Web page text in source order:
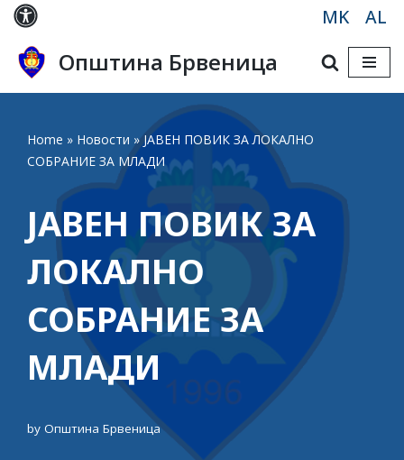
Skip
to
content
MK AL
Општина Брвеница
Home » Новости »ЈАВЕН ПОВИК ЗА ЛОКАЛНО
СОБРАНИЕ ЗА МЛАДИ
ЈАВЕН ПОВИК ЗА
ЛОКАЛНО
СОБРАНИЕ ЗА
МЛАДИ
by Општина Брвеница